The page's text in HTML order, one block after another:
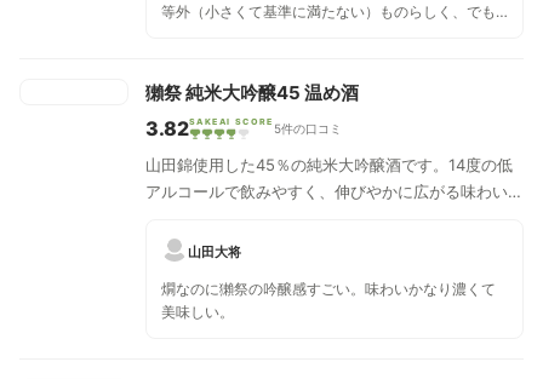
等外（小さくて基準に満たない）ものらしく、でも
通りでした。ランク上の獺祭は飲んだことないけれ
ど、十分十分美味しかった！ 香り高いです、華やか
で、嫌味のないちょうど良い甘さと旨味！選んで良
獺祭 純米大吟醸45 温め酒
3.82SAKEAI SCORE 5件の口コミ
山田錦使用した45％の純米大吟醸酒です。14度の低
アルコールで飲みやすく、伸びやかに広がる味わいは
山田大将
燗なのに獺祭の吟醸感すごい。味わいかなり濃くて
美味しい。